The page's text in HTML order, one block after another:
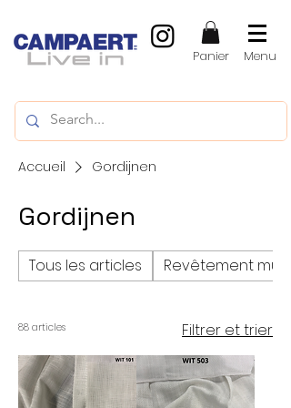
Panier Menu
Accueil Gordijnen
Gordijnen
Tous les articles Revêtement mural
88 articles Filtrer et trier